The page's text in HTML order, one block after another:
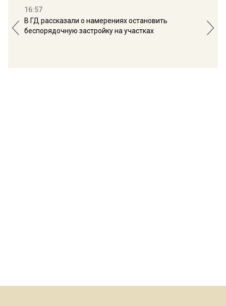
16:57
В ГД рассказали о намерениях остановить
беспорядочную застройку на участках